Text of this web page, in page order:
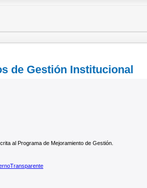
de Gestión Institucional
al Programa de Mejoramiento de Gestión.